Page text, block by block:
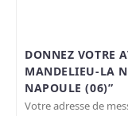
DONNEZ VOTRE
MANDELIEU-LA
NAPOULE (06)”
Votre adresse de